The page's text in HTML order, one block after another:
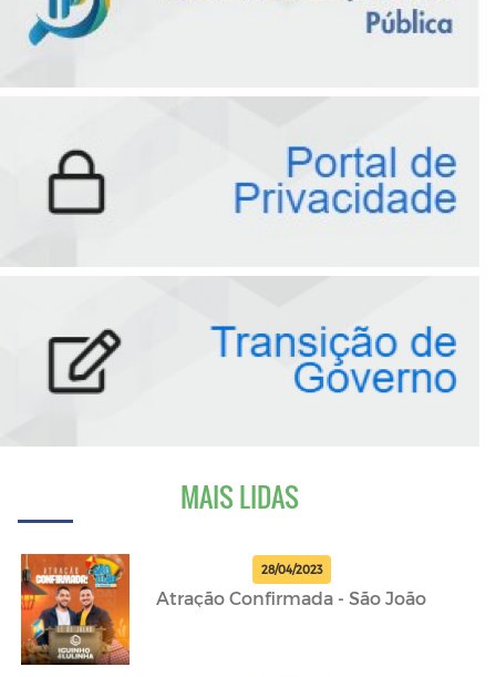
MAIS LIDAS
28/04/2023
Atração Confirmada - São João